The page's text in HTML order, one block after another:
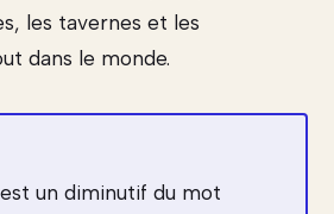
les tavernes et les
dans le monde.
est un diminutif du mot